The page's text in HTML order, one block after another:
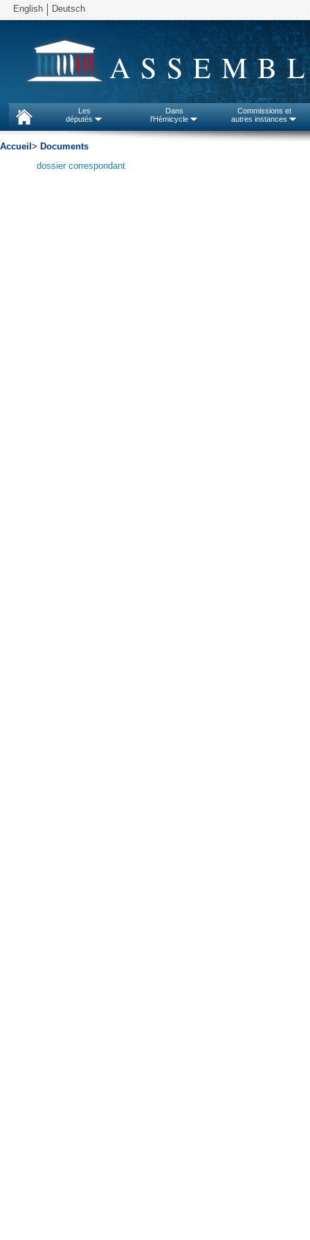
English Deutsch
Les
députés
Dans
l'Hémicycle
Commissions et
autres instances
Accueil > Documents
dossier correspondant